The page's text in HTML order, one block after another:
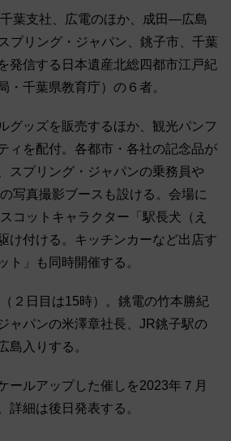
葉支社、広電のほか、成田―広島
プリング・ジャパン、銚子市、千葉
発信する日本遺産北総四都市江戸紀
・千葉県教育庁）の６者。
グッズを販売するほか、観光パンフ
ィを配付。各都市・各社の記念品が
スプリング・ジャパンの乗務員や
写真撮影ブースも設ける。会場に
コットキャラクター「駅長犬（え
け付ける。キッチンカーなど出店す
ト」も同時開催する。
２日目は15時）。銚電の竹本勝紀
ャパンの米澤章社長、JR銚子駅の
島入りする。
ールアップした催しを2023年７月
詳細は後日発表する。